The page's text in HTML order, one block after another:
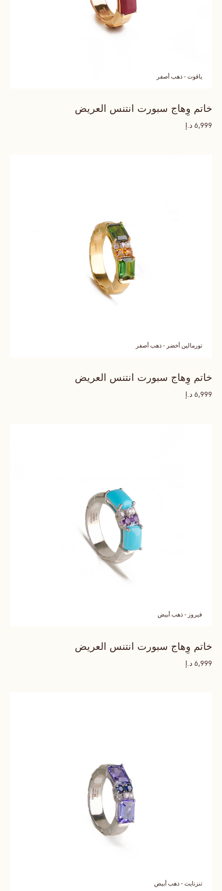
ياقوت - ذهب أصفر
خاتم وِهاج سبورت انتنس العريض
6,999 د.إ
تورمالين أخضر - ذهب أصفر
خاتم وِهاج سبورت انتنس العريض
6,999 د.إ
فيروز - ذهب أبيض
خاتم وِهاج سبورت انتنس العريض
6,999 د.إ
تنزنايت - ذهب أبيض